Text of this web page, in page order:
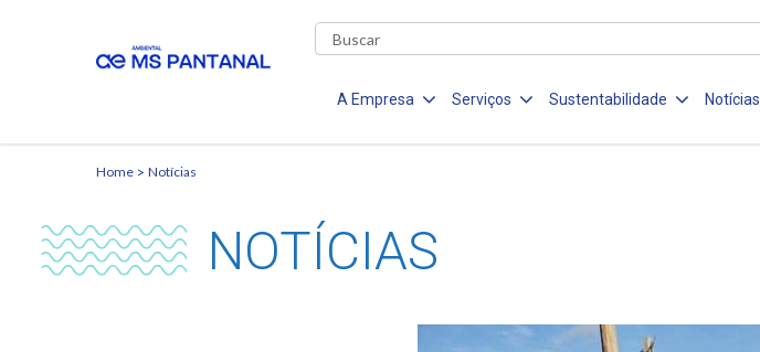
A Empresa Serviços Sustentabilidade Notícias
Home Notícias
NOTÍCIAS